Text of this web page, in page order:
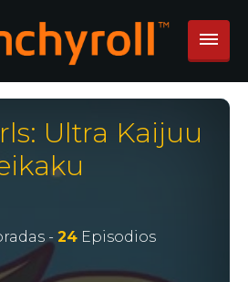
Ultra Kaijuu
- 24Episodios